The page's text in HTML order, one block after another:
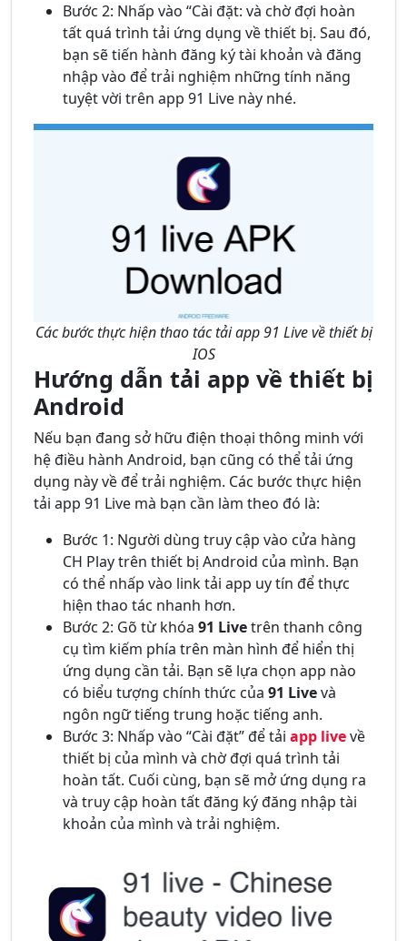
Bước 2: Nhấp vào “Cài đặt: và chờ đợi hoàn
tất quá trình tải ứng dụng về thiết bị. Sau đó,
bạn sẽ tiến hành đăng ký tài khoản và đăng
nhập vào để trải nghiệm những tính năng
tuyệt vời trên app 91 Live này nhé.
Các bước thực hiện thao tác tải app 91 Live về thiết bị
IOS
Hướng dẫn tải app về thiết bị
Android
Nếu bạn đang sở hữu điện thoại thông minh với
hệ điều hành Android, bạn cũng có thể tải ứng
dụng này về để trải nghiệm. Các bước thực hiện
tải app 91 Live mà bạn cần làm theo đó là:
Bước 1: Người dùng truy cập vào cửa hàng
CH Play trên thiết bị Android của mình. Bạn
có thể nhấp vào link tải app uy tín để thực
hiện thao tác nhanh hơn.
Bước 2: Gõ từ khóa 91 Livetrên thanh công
cụ tìm kiếm phía trên màn hình để hiển thị
ứng dụng cần tải. Bạn sẽ lựa chọn app nào
có biểu tượng chính thức của 91 Livevà
ngôn ngữ tiếng trung hoặc tiếng anh.
Bước 3: Nhấp vào “Cài đặt” để tải app livevề
thiết bị của mình và chờ đợi quá trình tải
hoàn tất. Cuối cùng, bạn sẽ mở ứng dụng ra
và truy cập hoàn tất đăng ký đăng nhập tài
khoản của mình và trải nghiệm.